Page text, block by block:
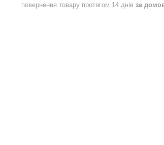
повернення товару протягом 14 днів за